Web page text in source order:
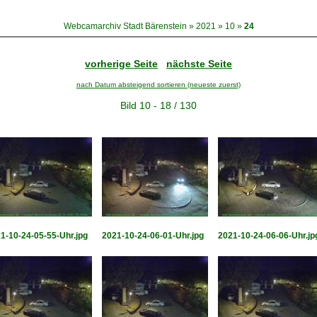
Webcamarchiv Stadt Bärenstein » 2021 » 10» 24
vorherige Seite nächste Seite
nach Datum absteigend sortieren (neueste zuerst)
Bild 10 - 18 / 130
10-24-05-55-Uhr.jpg 2021-10-24-06-01-Uhr.jpg 2021-10-24-06-06-